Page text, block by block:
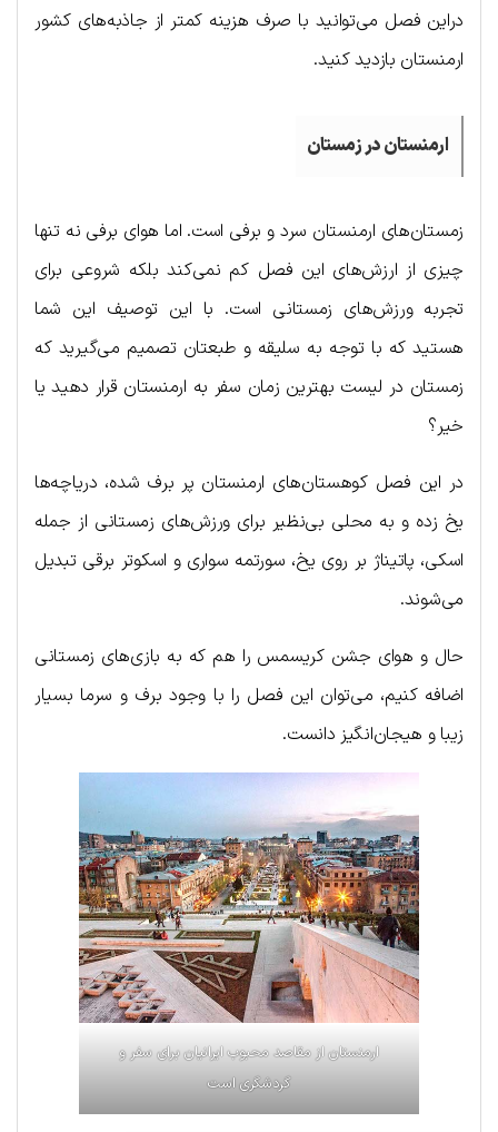
دراین فصل می‌توانید با صرف هزینه کمتر از جاذبه‌های کشور
ارمنستان بازدید کنید.
ارمنستان در زمستان
زمستان‌های ارمنستان سرد و برفی است. اما هوای برفی نه تنها
چیزی از ارزش‌های این فصل کم نمی‌کند بلکه شروعی برای
تجربه ورزش‌های زمستانی است. با این توصیف این شما
هستید که با توجه به سلیقه و طبعتان تصمیم می‌گیرید که
زمستان در لیست بهترین زمان سفر به ارمنستان قرار دهید یا
خیر؟
در این فصل کوهستان‌های ارمنستان پر برف شده، دریاچه‌ها
یخ زده و به محلی بی‌نظیر برای ورزش‌های زمستانی از جمله
اسکی، پاتیناژ بر روی یخ، سورتمه سواری و اسکوتر برقی تبدیل
می‌شوند.
حال و هوای جشن کریسمس را هم که به بازی‌های زمستانی
اضافه کنیم، می‌توان این فصل را با وجود برف و سرما بسیار
زیبا و هیجان‌انگیز دانست.
ارمنستان از مقاصد محبوب ایرانیان برای سفر و
گردشگری است